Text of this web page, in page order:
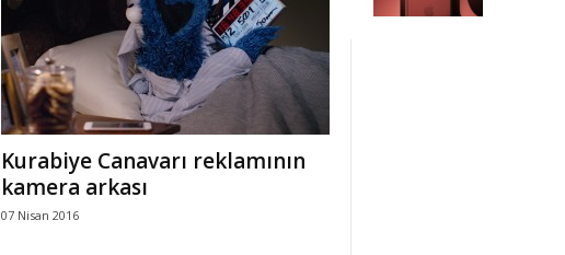
Kurabiye Canavarı reklamının
kamera arkası
07 Nisan 2016